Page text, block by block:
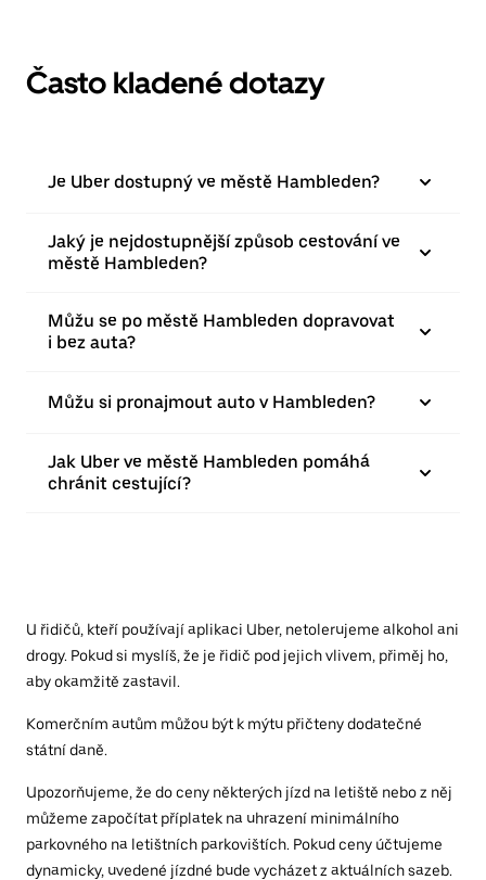
Často kladené dotazy
Je Uber dostupný ve městě Hambleden?
Jaký je nejdostupnější způsob cestování ve
městě Hambleden?
Můžu se po městě Hambleden dopravovat
i bez auta?
Můžu si pronajmout auto v Hambleden?
Jak Uber ve městě Hambleden pomáhá
chránit cestující?
U řidičů, kteří používají aplikaci Uber, netolerujeme alkohol ani
drogy. Pokud si myslíš, že je řidič pod jejich vlivem, přiměj ho,
aby okamžitě zastavil.
Komerčním autům můžou být k mýtu přičteny dodatečné
státní daně.
Upozorňujeme, že do ceny některých jízd na letiště nebo z něj
můžeme započítat příplatek na uhrazení minimálního
parkovného na letištních parkovištích. Pokud ceny účtujeme
dynamicky, uvedené jízdné bude vycházet z aktuálních sazeb.